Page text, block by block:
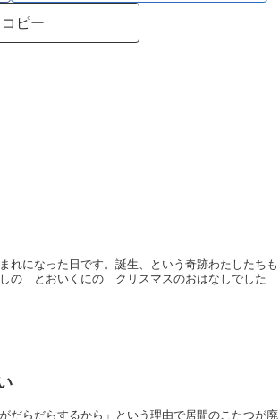
コピー
れになった日です。誕生、という奇跡わたしたちも
の とおいくにの クリスマスのおはなしでした
だらだらするから」という理由で居間のこたつが廃